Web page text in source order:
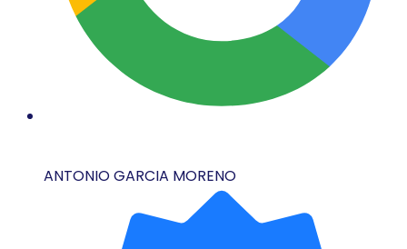
ANTONIO GARCIA MORENO